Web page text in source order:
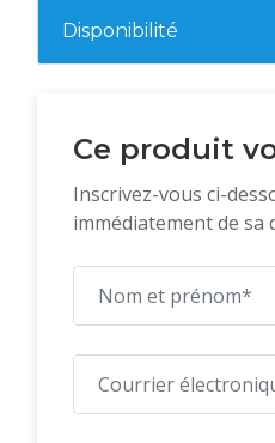
Disponibilité
Ce produit
Inscrivez-vous ci-
immédiatement de sa